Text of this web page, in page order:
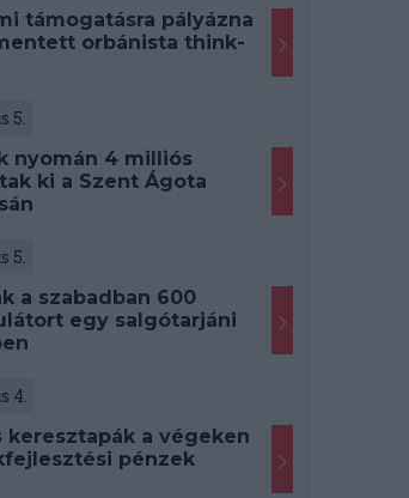
támogatásra pályázna
orbánista think-
5.
nyomán 4 milliós
ki a Szent Ágota
5.
a szabadban 600
egy salgótarjáni
4.
keresztapák a végeken
pénzek